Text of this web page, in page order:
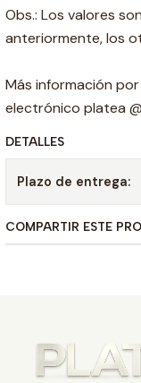
Obs.: Los valores
anteriormente, los
Más información
electrónico platea
DETALLES
Plazo de entrega:
COMPARTIR ESTE